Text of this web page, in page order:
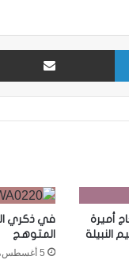
لينكدإن
أميرة
النبيلة
في ذكري
المتوهج
5 أغسطس، 2026